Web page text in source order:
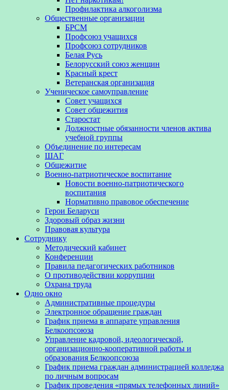
Профилактика алкоголизма
Общественные организации
БРСМ
Профсоюз учащихся
Профсоюз сотрудников
Белая Русь
Белорусский союз женщин
Красный крест
Ветеранская организация
Ученическое самоуправление
Совет учащихся
Совет общежития
Старостат
Должностные обязанности членов актива
учебной группы
Объединение по интересам
ШАГ
Общежитие
Военно-патриотическое воспитание
Новости военно-патриотического
воспитания
Нормативно правовое обеспечение
Герои Беларуси
Здоровый образ жизни
Правовая культура
Сотруднику
Методический кабинет
Конференции
Правила педагогических работников
О противодействии коррупции
Охрана труда
Одно окно
Административные процедуры
Электронное обращение граждан
График приема в аппарате управления
Белкоопсоюза
Управление кадровой, идеологической,
организационно-кооперативной работы и
образования Белкоопсоюза
График приема граждан администрацией колледжа
по личным вопросам
График проведения «прямых телефонных линий»